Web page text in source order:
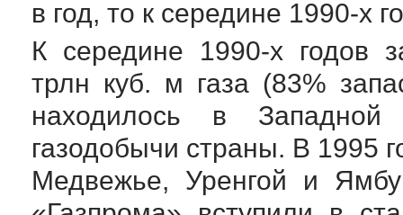
в год, то к середине 1990-х
К середине 1990-х годов
трлн куб. м газа (83%
находилось в
газодобычи страны. В 1995
Медвежье, Уренгой и